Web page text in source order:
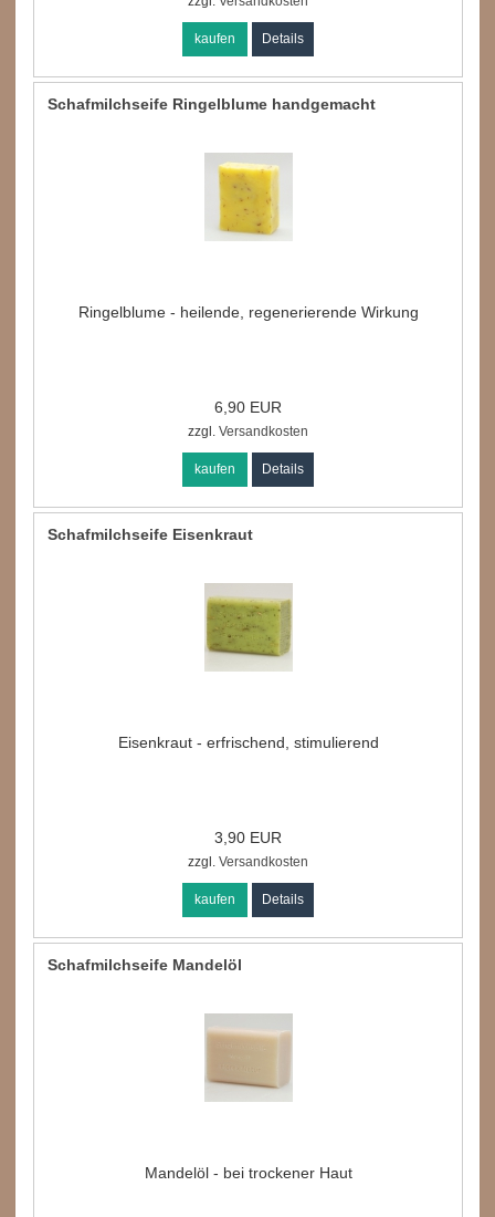
kaufen Details
Schafmilchseife Ringelblume handgemacht
Ringelblume - heilende, regenerierende Wirkung
6,90 EUR
zzgl. Versandkosten
kaufen Details
Schafmilchseife Eisenkraut
Eisenkraut - erfrischend, stimulierend
3,90 EUR
zzgl. Versandkosten
kaufen Details
Schafmilchseife Mandelöl
Mandelöl - bei trockener Haut